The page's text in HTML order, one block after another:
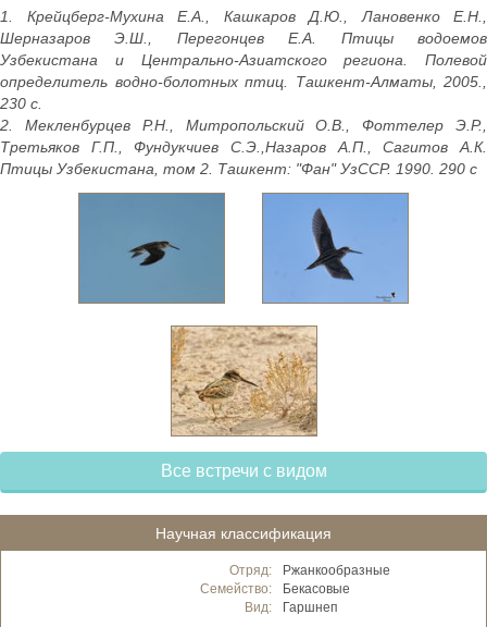
1. Крейцберг-Мухина Е.А., Кашкаров Д.Ю., Лановенко Е.Н.,
Шерназаров Э.Ш., Перегонцев Е.А. Птицы водоемов
Узбекистана и Центрально-Азиатского региона. Полевой
определитель водно-болотных птиц. Ташкент-Алматы, 2005.,
230 с.
2. Мекленбурцев Р.Н., Митропольский О.В., Фоттелер Э.Р.,
Третьяков Г.П., Фундукчиев С.Э.,Назаров А.П., Сагитов А.К.
Птицы Узбекистана, том 2. Ташкент: "Фан" УзССР. 1990. 290 с
Все встречи с видом
Научная классификация
Отряд:
Ржанкообразные
Семейство:
Бекасовые
Вид:
Гаршнеп